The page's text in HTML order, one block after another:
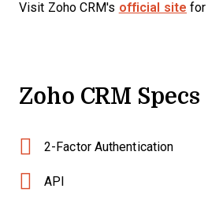
Visit Zoho CRM's official site for
Zoho CRM Specs
2-Factor Authentication
API